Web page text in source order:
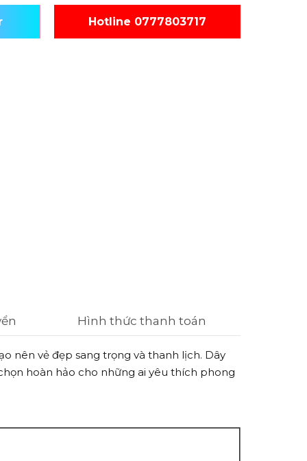
Hotline 0777803717
Hình thức thanh toán
nên vẻ đẹp sang trọng và thanh lịch. Dây
hoàn hảo cho những ai yêu thích phong